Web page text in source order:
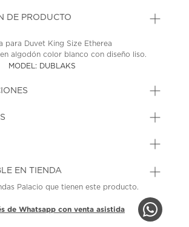
DE PRODUCTO
para Duvet King Size Etherea
algodón color blanco con diseño liso.
MODEL: DUBLAKS
EN TIENDA
Palacio que tienen este producto.
de Whatsapp con venta asistida